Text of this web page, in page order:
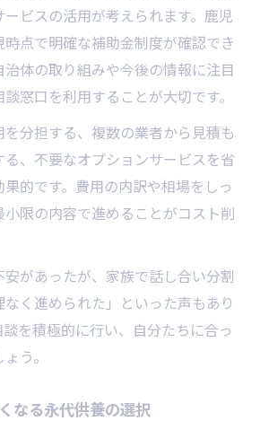
ビスの活用が考えられます。鹿児
点で明確な補助金制度が確認でき
体の取り組みや今後の情報に注目
窓口を利用することが大切です。
分担する、複数の業者から見積も
る、不要なオプションサービスを省
的です。費用の内訳や相場をしっ
限の内容で進めることがコスト削
があったが、家族で話し合い分割
く進められた」といった声もあり
を積極的に行い、自分たちに合っ
う。
なる永代供養の選択